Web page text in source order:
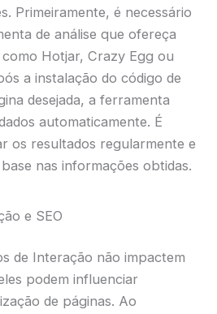
Primeiramente, é necessário
de análise que ofereça
Hotjar, Crazy Egg ou
a instalação do código de
desejada, a ferramenta
automaticamente. É
os resultados regularmente e
nas informações obtidas.
e SEO
de Interação não impactem
podem influenciar
de páginas. Ao